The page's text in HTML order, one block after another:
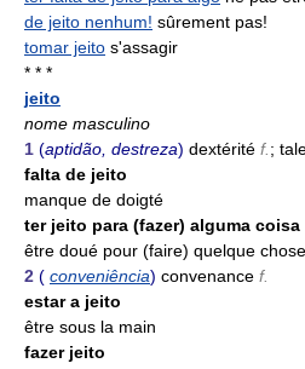
de jeito nenhum! sûrement pas!
tomar jeito s'assagir
* * *
jeito
nome masculino
1 (aptidão, destreza) dextérité f. ;
falta de jeito
manque de doigté
ter jeito para (fazer) alguma coisa
être doué pour (faire) quelque chose
2 ( conveniência) convenance f.
estar a jeito
être sous la main
fazer jeito